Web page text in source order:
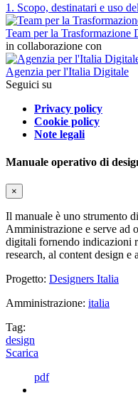
1. Scopo, destinatari e uso
Team per la Trasformazione
in collaborazione con
Agenzia per l'Italia Digitale
Seguici su
Privacy policy
Cookie policy
Note legali
Manuale operativo di
×
Il manuale è uno strumento
Amministrazione e serve ad
digitali fornendo indicazioni
research, al content design e
Progetto: Designers Italia
Amministrazione: italia
Tag:
design
Scarica
pdf